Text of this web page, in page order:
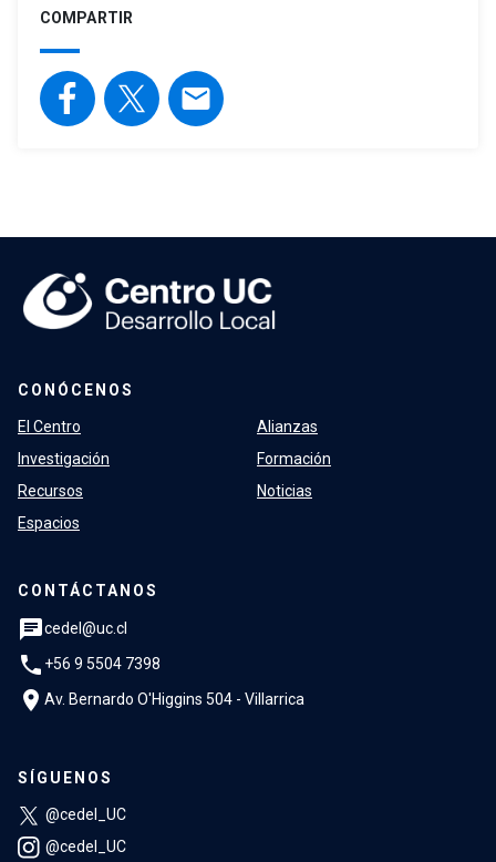
COMPARTIR
email
CONÓCENOS
El Centro
Investigación
Recursos
Espacios
Alianzas
Formación
Noticias
CONTÁCTANOS
chatcedel@uc.cl
phone +56 9 5504 7398
location_on Av. Bernardo O'Higgins 504 - Villarrica
SÍGUENOS
@cedel_UC
@cedel_UC